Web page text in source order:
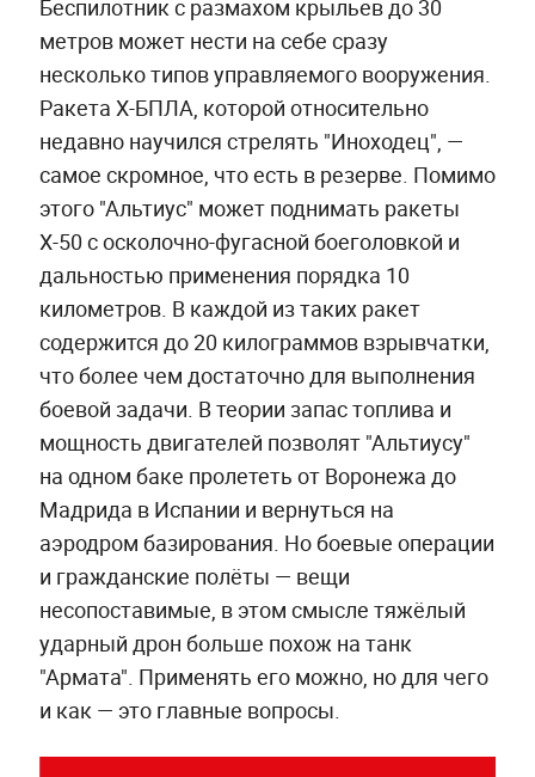
Беспилотник с размахом крыльев до 30
метров может нести на себе сразу
несколько типов управляемого вооружения.
Ракета Х-БПЛА, которой относительно
недавно научился стрелять "Иноходец", —
самое скромное, что есть в резерве. Помимо
этого "Альтиус" может поднимать ракеты
Х-50 с осколочно-фугасной боеголовкой и
дальностью применения порядка 10
километров. В каждой из таких ракет
содержится до 20 килограммов взрывчатки,
что более чем достаточно для выполнения
боевой задачи. В теории запас топлива и
мощность двигателей позволят "Альтиусу"
на одном баке пролететь от Воронежа до
Мадрида в Испании и вернуться на
аэродром базирования. Но боевые операции
и гражданские полёты — вещи
несопоставимые, в этом смысле тяжёлый
ударный дрон больше похож на танк
"Армата". Применять его можно, но для чего
и как — это главные вопросы.